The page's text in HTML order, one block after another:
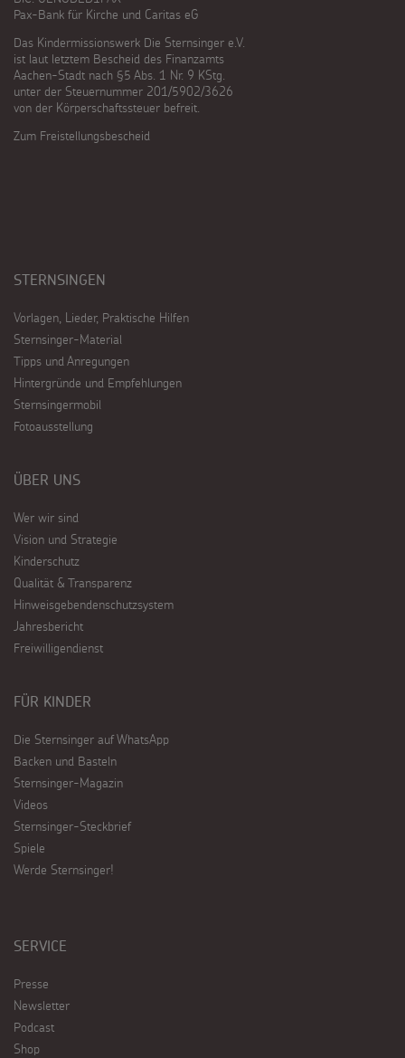
Pax-Bank für Kirche und Caritas eG
Das Kindermissionswerk Die Sternsinger e.V.
ist laut letztem Bescheid des Finanzamts
Aachen-Stadt nach §5 Abs. 1 Nr. 9 KStg.
unter der Steuernummer 201/5902/3626
von der Körperschaftssteuer befreit.
Zum Freistellungsbescheid
STERNSINGEN
Vorlagen, Lieder, Praktische Hilfen
Sternsinger-Material
Tipps und Anregungen
Hintergründe und Empfehlungen
Sternsingermobil
Fotoausstellung
ÜBER UNS
Wer wir sind
Vision und Strategie
Kinderschutz
Qualität & Transparenz
Hinweisgebendenschutzsystem
Jahresbericht
Freiwilligendienst
FÜR KINDER
Die Sternsinger auf WhatsApp
Backen und Basteln
Sternsinger-Magazin
Videos
Sternsinger-Steckbrief
Spiele
Werde Sternsinger!
SERVICE
Presse
Newsletter
Podcast
Shop